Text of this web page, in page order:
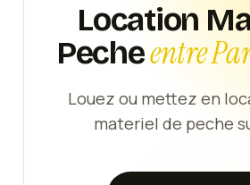
Location
Pecheentre
Louez ou mettez en
materiel de peche